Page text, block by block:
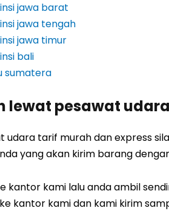
jawa barat
jawa tengah
jawa timur
bali
sumatera
lewat pesawat udara
tarif murah dan express
yang akan kirim barang
kami lalu anda ambil
kantor kami dan kami kirim